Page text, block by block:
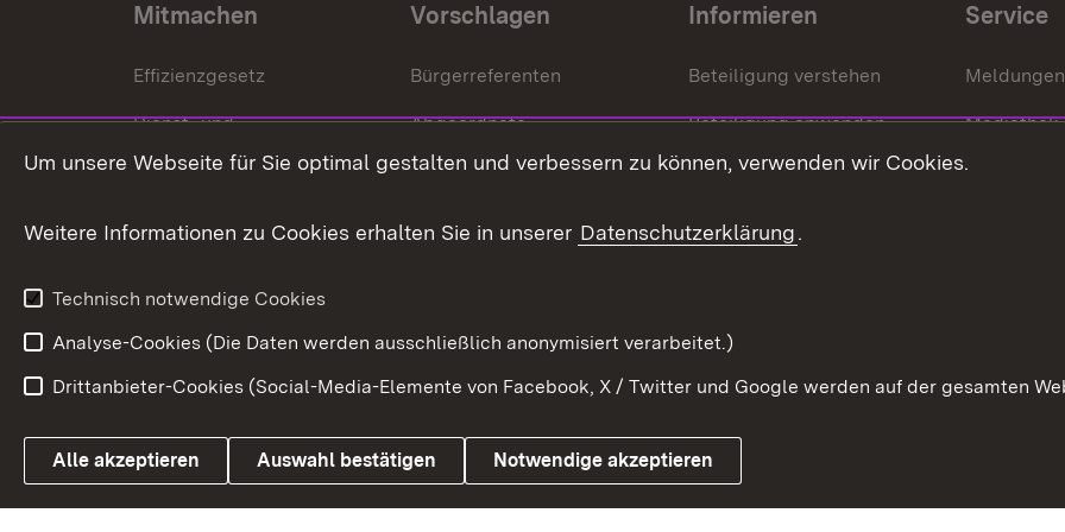
Mitmachen
Effizienzgesetz
Dienst- und
Versorgungsbezüge
Weitere
Vorschlagen
Bürgerreferenten
Abgeordnete
Bürgerbeauftragte
Informieren
Beteiligung verstehen
Beteiligung anwenden
Beteiligung stärken
Service
Meldungen
Mediathek
Link zum Landesportal
Impressum Kontakt
Um unsere Webseite für Sie optimal gestalten und verbessern zu können, verwenden wir Cookies.
Weitere Informationen zu Cookies erhalten Sie in unserer Datenschutzerklärung.
Technisch notwendige Cookies
Analyse-Cookies (Die Daten werden ausschließlich anonymisiert verarbeitet.)
Drittanbieter-Cookies (Social-Media-Elemente von Facebook, X / Twitter und Google werden auf der gesamten
Alle akzeptieren Auswahl bestätigen Notwendige akzeptieren